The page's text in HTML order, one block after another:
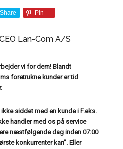
Share Pin
Lan-Com A/S
vi for dem! Blandt
foretrukne kunder er tid
siddet med en kunde i F.eks.
handler medos på service
næstfølgende dag inden 07:00
konkurrenter kan”. Eller